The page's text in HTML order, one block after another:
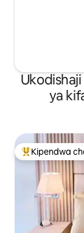
ya
Kipendwa
Kipendwa